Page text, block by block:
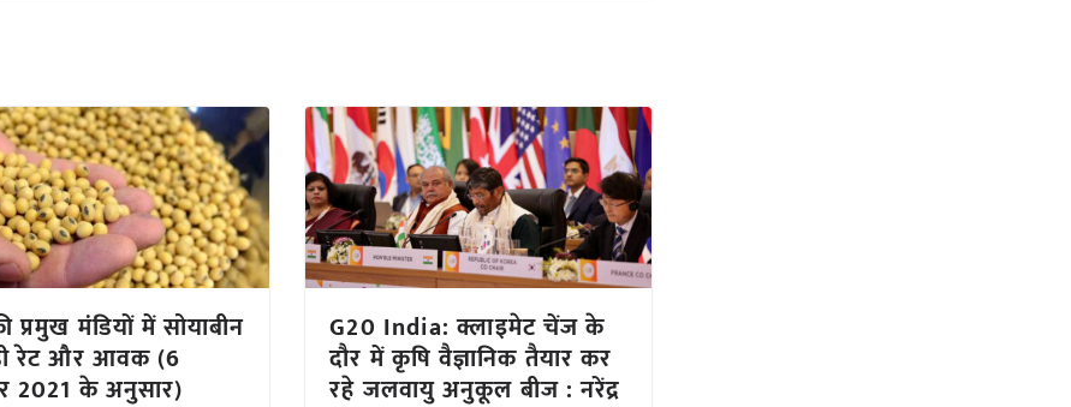
प्रमुख मंडियों में सोयाबीन
रेट और आवक (6
2021 के अनुसार)
G20 India: क्लाइमेट चेंज के
दौर में कृषि वैज्ञानिक तैयार कर
रहे जलवायु अनुकूल बीज : नरेंद्र